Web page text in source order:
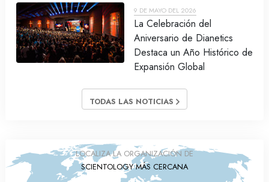
9 DE MAYO DEL 2026
La Celebración del
Aniversario de Dianetics
Destaca un Año Histórico de
Expansión Global
TODAS LAS NOTICIAS
LOCALIZA LA ORGANIZACIÓN DE
SCIENTOLOGY MÁS CERCANA